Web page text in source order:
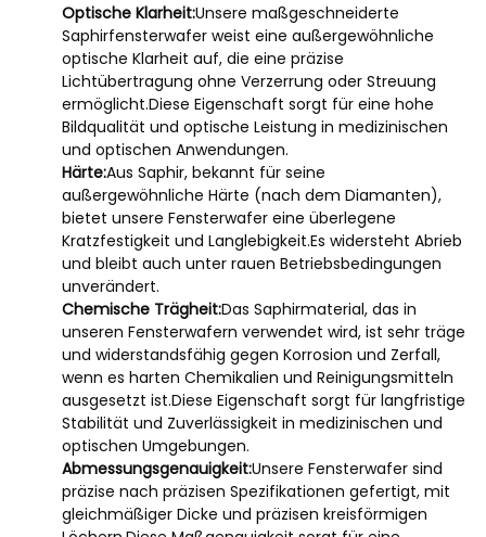
Optische Klarheit:Unsere maßgeschneiderte
Saphirfensterwafer weist eine außergewöhnliche
optische Klarheit auf, die eine präzise
Lichtübertragung ohne Verzerrung oder Streuung
ermöglicht.Diese Eigenschaft sorgt für eine hohe
Bildqualität und optische Leistung in medizinischen
und optischen Anwendungen.
Härte:Aus Saphir, bekannt für seine
außergewöhnliche Härte (nach dem Diamanten),
bietet unsere Fensterwafer eine überlegene
Kratzfestigkeit und Langlebigkeit.Es widersteht Abrieb
und bleibt auch unter rauen Betriebsbedingungen
unverändert.
Chemische Trägheit:Das Saphirmaterial, das in
unseren Fensterwafern verwendet wird, ist sehr träge
und widerstandsfähig gegen Korrosion und Zerfall,
wenn es harten Chemikalien und Reinigungsmitteln
ausgesetzt ist.Diese Eigenschaft sorgt für langfristige
Stabilität und Zuverlässigkeit in medizinischen und
optischen Umgebungen.
Abmessungsgenauigkeit:Unsere Fensterwafer sind
präzise nach präzisen Spezifikationen gefertigt, mit
gleichmäßiger Dicke und präzisen kreisförmigen